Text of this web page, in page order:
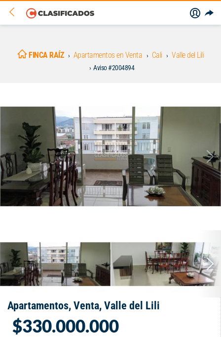
FINCA RAÍZ Apartamentos en Venta Cali Valle del Lili
Aviso #2004894
Apartamentos, Venta, Valle del Lili
$330.000.000